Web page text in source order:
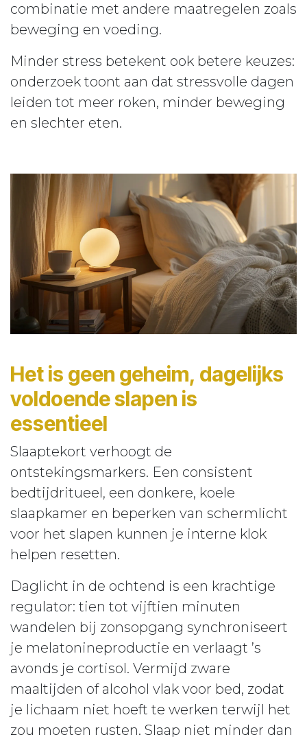
combinatie met andere maatregelen zoals
beweging en voeding.
Minder stress betekent ook betere keuzes:
onderzoek toont aan dat stressvolle dagen
leiden tot meer roken, minder beweging
en slechter eten.
Het is geen geheim, dagelijks
voldoende slapen is
essentieel
Slaaptekort verhoogt de
ontstekingsmarkers. Een consistent
bedtijdritueel, een donkere, koele
slaapkamer en beperken van schermlicht
voor het slapen kunnen je interne klok
helpen resetten.
Daglicht in de ochtend is een krachtige
regulator: tien tot vijftien minuten
wandelen bij zonsopgang synchroniseert
je melatonineproductie en verlaagt ’s
avonds je cortisol. Vermijd zware
maaltijden of alcohol vlak voor bed, zodat
je lichaam niet hoeft te werken terwijl het
zou moeten rusten. Slaap niet minder dan